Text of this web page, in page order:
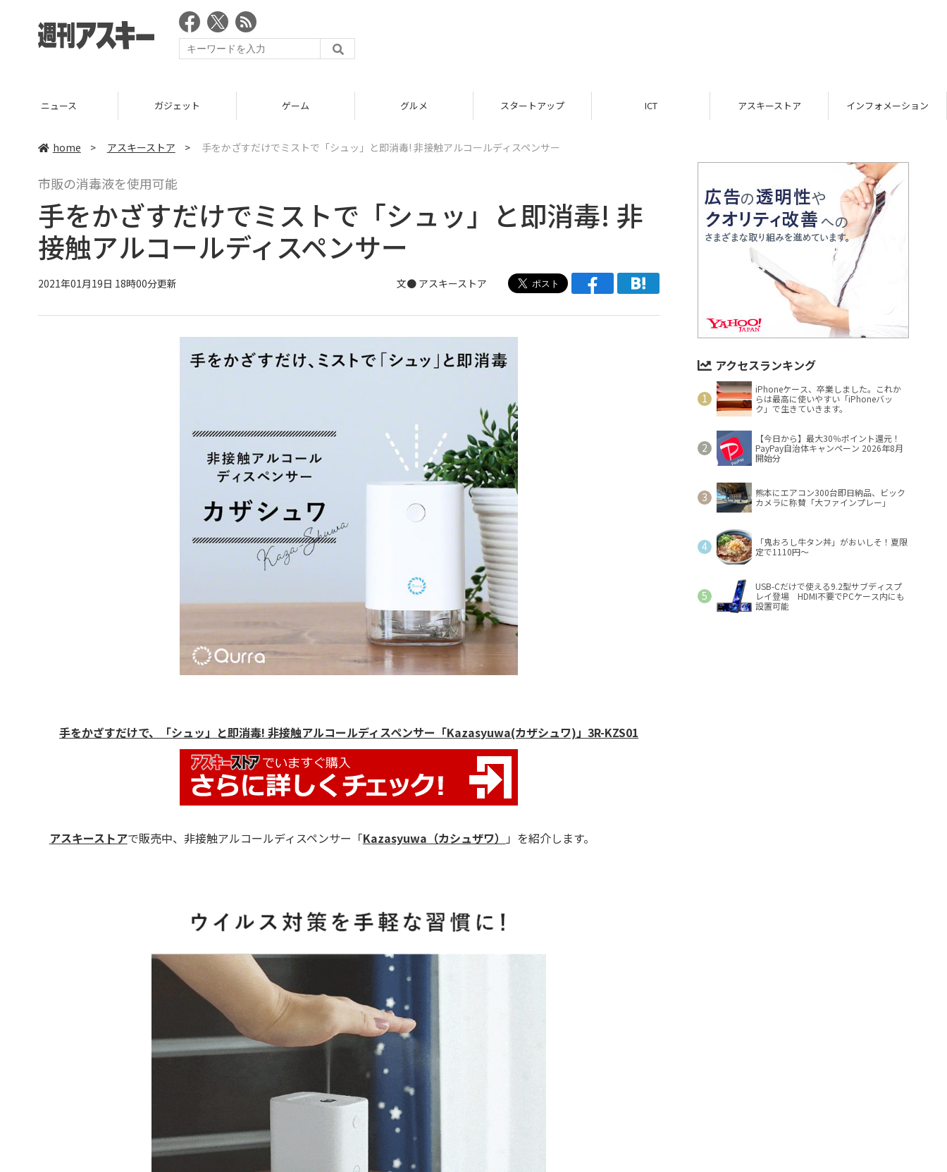
ニュース ガジェット ゲーム グルメ スタートアップ ICT アスキーストア インフォメーション
home > アスキーストア > 手をかざすだけでミストで「シュッ」と即消毒! 非接触アルコールディスペンサー
市販の消毒液を使用可能
手をかざすだけでミストで「シュッ」と即消毒! 非
接触アルコールディスペンサー
2021年01月19日 18時00分更新 文● アスキーストア
手をかざすだけで、「シュッ」と即消毒! 非接触アルコールディスペンサー「Kazasyuwa(カザシュワ)」3R-KZS01
アスキーストアで販売中、非接触アルコールディスペンサー「Kazasyuwa（カシュザワ） 」を紹介します。
アクセスランキング
iPhoneケース、卒業しました。これか
らは最高に使いやすい「iPhoneバッ
ク」で生きていきます。
【今日から】最大30％ポイント還元！
PayPay自治体キャンペーン 2026年8月
開始分
熊本にエアコン300台即日納品、ビック
カメラに称賛「大ファインプレー」
「鬼おろし牛タン丼」がおいしそ！夏限
定で1110円～
USB-Cだけで使える9.2型サブディスプ
レイ登場 HDMI不要でPCケース内にも
設置可能